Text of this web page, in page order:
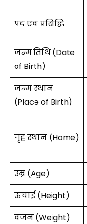
पद एव प्रसिद्धि
जन्मतिथि (Date
of Birth)
जन्म स्थान
(Place of Birth)
गृह स्थान (Home)
उम्र (Age)
ऊंचाई (Height)
वजन (Weight)